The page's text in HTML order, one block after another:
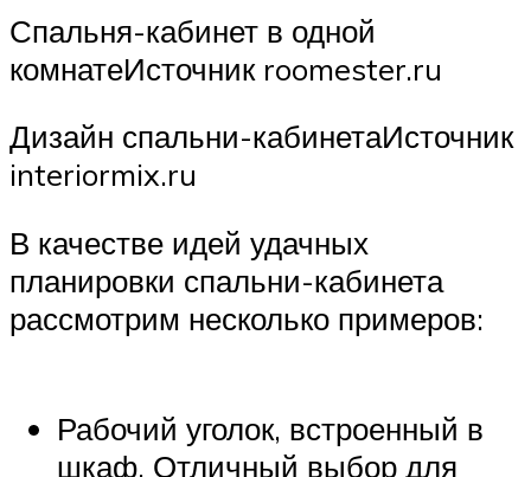
Спальня-кабинет в одной
комнатеИсточник roomester.ru
Дизайн спальни-кабинетаИсточник
interiormix.ru
В качестве идей удачных
планировки спальни-кабинета
рассмотрим несколько примеров:
Рабочий уголок, встроенный в
шкаф. Отличный выбор для